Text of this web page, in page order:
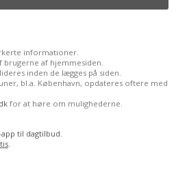
informationer.
brugerne af hjemmesiden.
inden de lægges på siden.
bl.a. København, opdateres oftere med
for at høre om mulighederne.
til dagtilbud.
.